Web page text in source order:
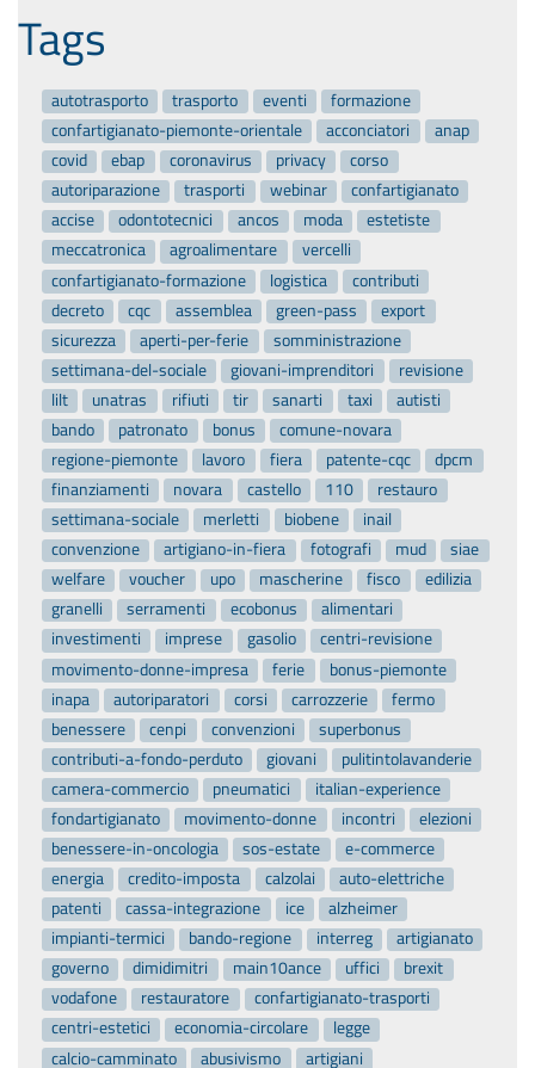
Tags
autotrasporto trasporto eventi
formazione
confartigianato-piemonte-orientale
acconciatori
anap
covid
ebap coronavirus privacy
corso
autoriparazione
trasporti webinar
confartigianato
accise
odontotecnici ancos moda
estetiste
meccatronica
agroalimentare
vercelli
confartigianato-formazione
logistica
contributi
decreto
cqc assemblea green-pass
export
sicurezza
aperti-per-ferie
somministrazione
settimana-del-sociale
giovani-imprenditori
revisione
lilt
unatras rifiuti tir sanarti taxi
autisti
bando
patronato bonus
comune-novara
regione-piemonte
lavoro fiera patente-cqc
dpcm
finanziamenti
novara castello 110
restauro
settimana-sociale
merletti biobene
inail
convenzione
artigiano-in-fiera fotografi mud
siae
welfare
voucher upo mascherine fisco
edilizia
granelli
serramenti ecobonus
alimentari
investimenti
imprese gasolio
centri-revisione
movimento-donne-impresa
ferie
bonus-piemonte
inapa
autoriparatori corsi carrozzerie
fermo
benessere
cenpi convenzioni
superbonus
contributi-a-fondo-perduto
giovani
pulitintolavanderie
camera-commercio
pneumatici
italian-experience
fondartigianato
movimento-donne incontri
elezioni
benessere-in-oncologia
sos-estate
e-commerce
energia
credito-imposta calzolai
auto-elettriche
patenti
cassa-integrazione ice
alzheimer
impianti-termici
bando-regione interreg
artigianato
governo
dimidimitri main10ance uffici
brexit
vodafone
restauratore
confartigianato-trasporti
centri-estetici
economia-circolare
legge
calcio-camminato
abusivismo artigiani